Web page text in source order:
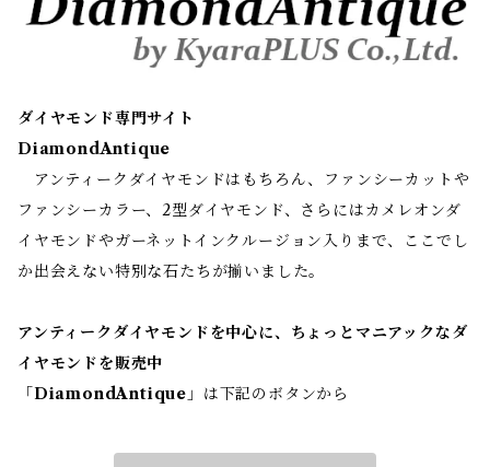
ダイヤモンド専門サイト
DiamondAntique
アンティークダイヤモンドはもちろん、ファンシーカットや
ファンシーカラー、2型ダイヤモンド、さらにはカメレオンダ
イヤモンドやガーネットインクルージョン入りまで、ここでし
か出会えない特別な石たちが揃いました。
アンティークダイヤモンドを中心に、ちょっとマニアックなダ
イヤモンドを販売中
「 DiamondAntique 」は下記のボタンから